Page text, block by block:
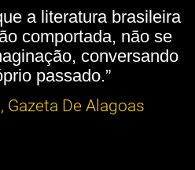
a literatura brasileira
comportada, não se
conversando
passado.”
Gazeta De Alagoas